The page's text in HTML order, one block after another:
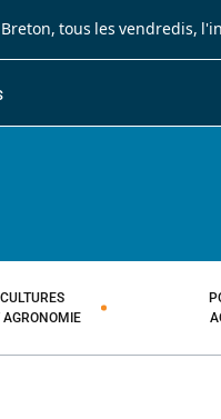
, tous les vendredis,
CULTURES
AGRONOMIE